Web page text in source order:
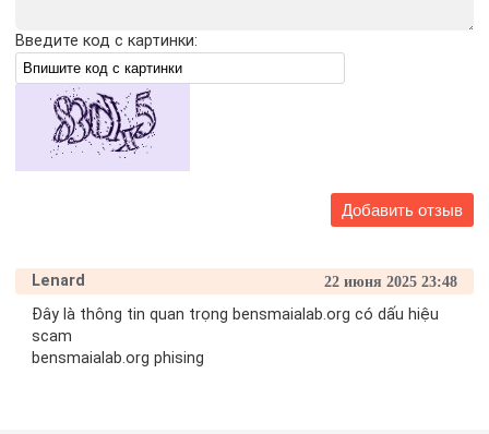
Введите код с картинки:
Lenard 22 июня 2025 23:48
Đây là thông tin quan trọng bensmaialab.org có dấu hiệu
scam
bensmaialab.org phising